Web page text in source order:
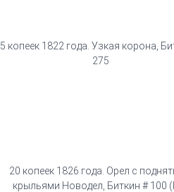
5 копеек 1822 года. Узкая корона,
275
20 копеек 1826 года. Орел с
крыльями Новодел, Биткин # 100